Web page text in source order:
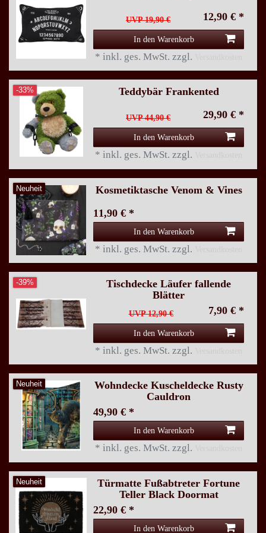
UVP 19,90 € 12,90 € *
In den Warenkorb
* inkl. ges. MwSt. zzgl.
-33% Teddybär Frankented
UVP 44,90 € 29,90 € *
In den Warenkorb
* inkl. ges. MwSt. zzgl.
Neuheit
Kosmetiktasche Venom & Vines
11,90 € *
In den Warenkorb
* inkl. ges. MwSt. zzgl.
-39%
Tischdecke Läufer fallende
Blätter
UVP 12,90 € 7,90 € *
In den Warenkorb
* inkl. ges. MwSt. zzgl.
Neuheit
Wohndecke Kuscheldecke Rusty
Cauldron
49,90 € *
In den Warenkorb
* inkl. ges. MwSt. zzgl.
Neuheit
Türmatte Fußabtreter Fortune
Teller Black Doormat
22,90 € *
In den Warenkorb